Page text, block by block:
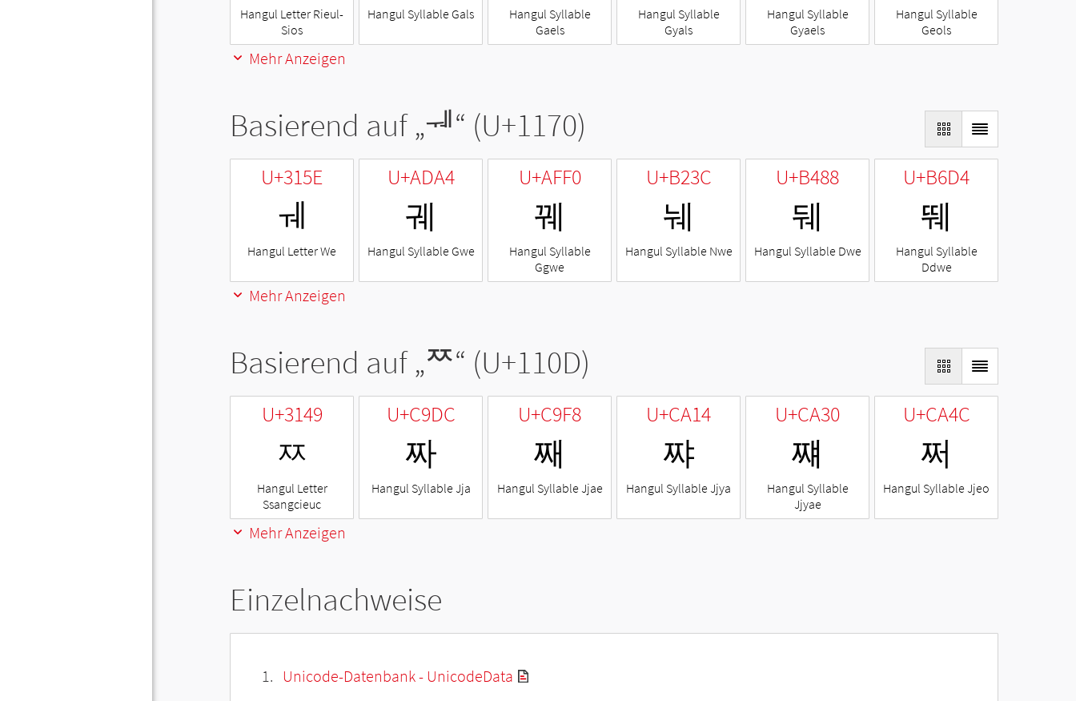
Hangul Letter Rieul-
Sios
Hangul Syllable Gals
Hangul Syllable
Gaels
Hangul Syllable
Gyals
Hangul Syllable
Gyaels
Hangul Syllable
Geols
Mehr Anzeigen
Basierend auf „ᅰ“ (U+1170)
U+315E
ㅞ
Hangul Letter We
U+ADA4
궤
Hangul Syllable Gwe
U+AFF0
꿰
Hangul Syllable
Ggwe
U+B23C
눼
Hangul Syllable Nwe
U+B488
뒈
Hangul Syllable Dwe
U+B6D4
뛔
Hangul Syllable
Ddwe
Mehr Anzeigen
Basierend auf „ᄍ“ (U+110D)
U+3149
ㅉ
Hangul Letter
Ssangcieuc
U+C9DC
짜
Hangul Syllable Jja
U+C9F8
째
Hangul Syllable Jjae
U+CA14
쨔
Hangul Syllable Jjya
U+CA30
쨰
Hangul Syllable
Jjyae
U+CA4C
쩌
Hangul Syllable Jjeo
Mehr Anzeigen
Einzelnachweise
Unicode-Datenbank - UnicodeData